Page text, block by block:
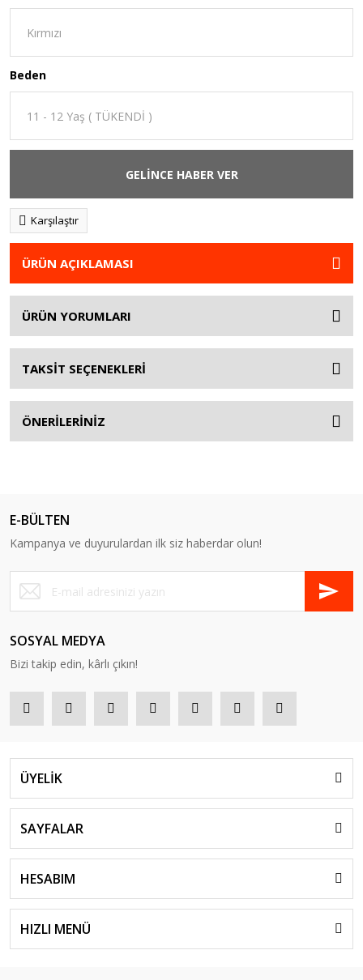
Beden
GELİNCE HABER VER
Karşılaştır
ÜRÜN AÇIKLAMASI
ÜRÜN YORUMLARI
TAKSİT SEÇENEKLERİ
ÖNERİLERİNİZ
E-BÜLTEN
Kampanya ve duyurulardan ilk siz haberdar olun!
SOSYAL MEDYA
Bizi takip edin, kârlı çıkın!
ÜYELİK
SAYFALAR
HESABIM
HIZLI MENÜ